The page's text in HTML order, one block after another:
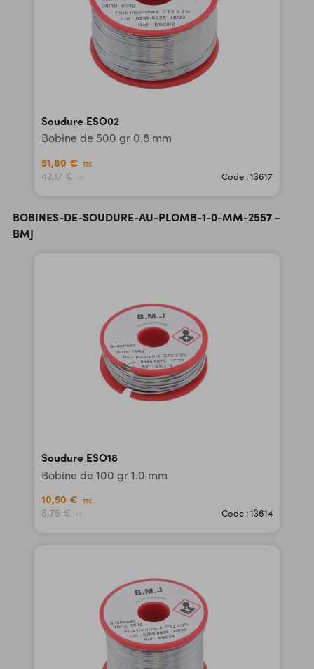
Soudure ESO02
Bobine de 500 gr 0.8 mm
51,80 €
TTC
43,17 € HT Code : 13617
BOBINES-DE-SOUDURE-AU-PLOMB-1-0-MM-2557 -
BMJ
Soudure ESO18
Bobine de 100 gr 1.0 mm
10,50 €
TTC
8,75 € HT Code : 13614